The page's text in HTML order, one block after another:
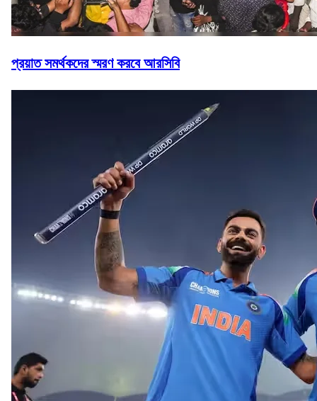
প্রয়াত সমর্থকদের স্মরণ করবে আরসিবি